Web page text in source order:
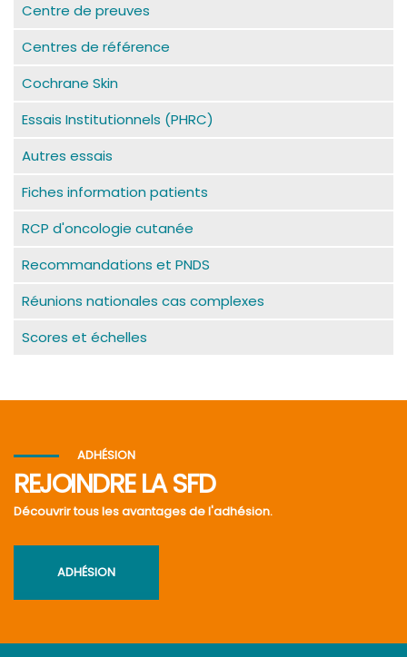
Centre de preuves
Centres de référence
Cochrane Skin
Essais Institutionnels (PHRC)
Autres essais
Fiches information patients
RCP d'oncologie cutanée
Recommandations et PNDS
Réunions nationales cas complexes
Scores et échelles
ADHÉSION
REJOINDRE LA SFD
Découvrir tous les avantages de l'adhésion.
ADHÉSION